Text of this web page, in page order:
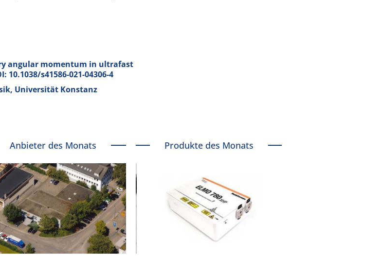
angular momentum in ultrafast
10.1038/s41586-021-04306-4
Universität Konstanz
Anbieter des Monats Produkte des Monats